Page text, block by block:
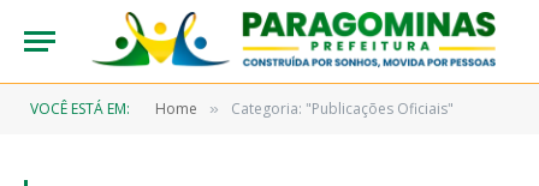
VOCÊ ESTÁ EM: Home » Categoria: "Publicações Oficiais"